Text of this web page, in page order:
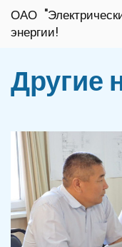
ОАО
энергии!
Другие